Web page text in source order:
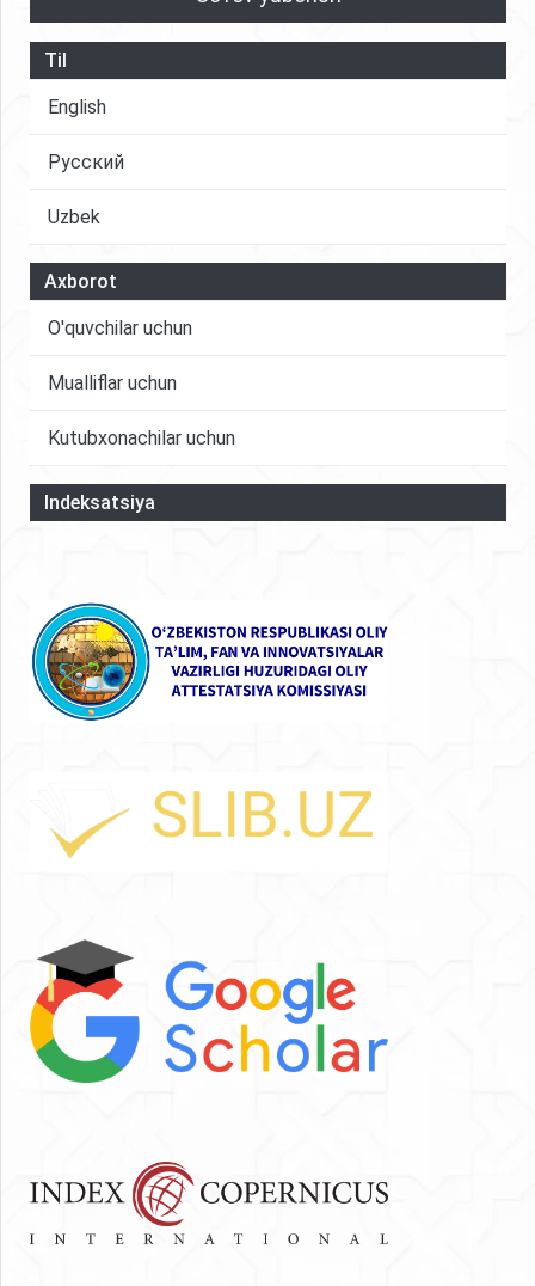
Til
English
Русский
Uzbek
Axborot
O'quvchilar uchun
Mualliflar uchun
Kutubxonachilar uchun
Indeksatsiya